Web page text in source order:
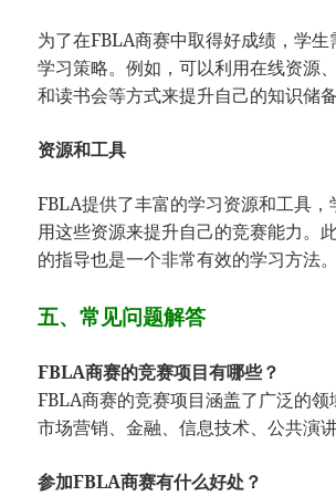
为了在FBLA商赛中取得好成绩，学生
学习策略。例如，可以利用在线资源
和读书会等方式来提升自己的知识储备
资源和工具
FBLA提供了丰富的学习资源和工具，
用这些资源来提升自己的竞赛能力。
的指导也是一个非常有效的学习方法。
五、常见问题解答
FBLA商赛的竞赛项目有哪些？
FBLA商赛的竞赛项目涵盖了广泛的领
市场营销、金融、信息技术、公共演讲
参加FBLA商赛有什么好处？